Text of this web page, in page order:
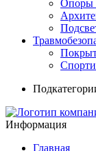
Опоры
Информация
Главная